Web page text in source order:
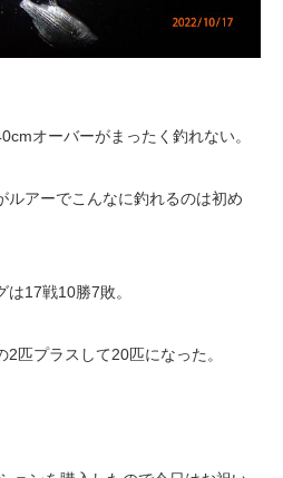
オーバーがまったく釣れない。
ルアーでこんなに釣れるのは初め
17戦10勝7敗。
2匹プラスして20匹になった。